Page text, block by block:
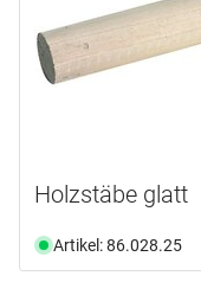
Holzstäbe glatt
Artikel: 86.028.25